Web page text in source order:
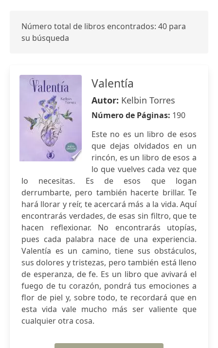
Número total de libros encontrados: 40 para
su búsqueda
Valentía
Autor: Kelbin Torres
Número de Páginas: 190
Este no es un libro de esos
que dejas olvidados en un
rincón, es un libro de esos a
lo que vuelves cada vez que
lo necesitas. Es de esos que logan
derrumbarte, pero también hacerte brillar. Te
hará llorar y reír, te acercará más a la vida. Aquí
encontrarás verdades, de esas sin filtro, que te
hacen reflexionar. No encontrarás utopías,
pues cada palabra nace de una experiencia.
Valentía es un camino, tiene sus obstáculos,
sus dolores y tristezas, pero también está lleno
de esperanza, de fe. Es un libro que avivará el
fuego de tu corazón, pondrá tus emociones a
flor de piel y, sobre todo, te recordará que en
esta vida vale mucho más ser valiente que
cualquier otra cosa.